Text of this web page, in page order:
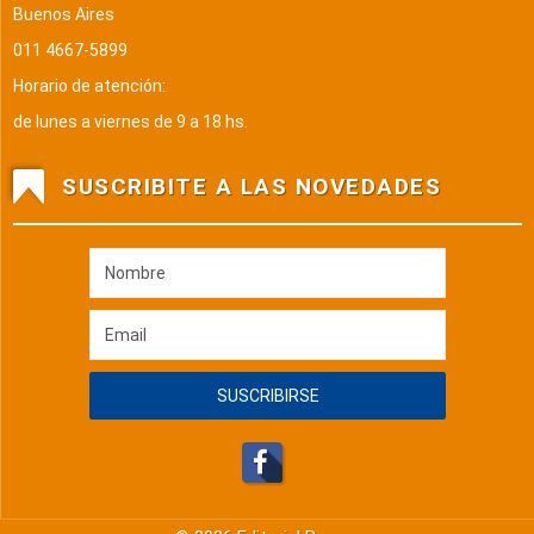
Buenos Aires
011 4667-5899
Horario de atención:
de lunes a viernes de 9 a 18 hs.
SUSCRIBITE A LAS NOVEDADES